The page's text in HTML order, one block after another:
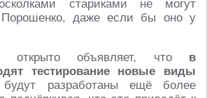
стариками не могут
Порошенко, даже если бы оно у
открыто объявляет, что в
тестирование новые виды
разработаны ещё более